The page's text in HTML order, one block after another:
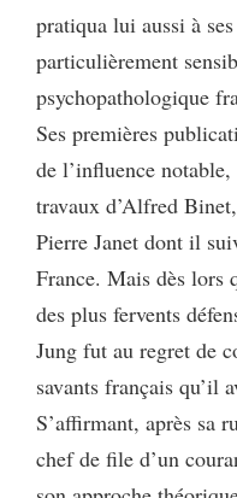
pratiqua lui aussi à
particulièrement
psychopathologique
Ses premières
de l’influence notable,
travaux d’Alfred
Pierre Janet dont il
France. Mais dès lors
des plus fervents
Jung fut au regret de
savants français qu’il
S’affirmant, après sa
chef de file d’un